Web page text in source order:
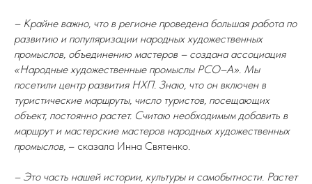
– Крайне важно, что в регионе проведена большая работа по
развитию и популяризации народных художественных
промыслов, объединению мастеров – создана ассоциация
«Народные художественные промыслы РСО–А». Мы
посетили центр развития НХП. Знаю, что он включен в
туристические маршруты, число туристов, посещающих
объект, постоянно растет. Считаю необходимым добавить в
маршрут и мастерские мастеров народных художественных
промыслов, – сказала Инна Святенко.
– Это часть нашей истории, культуры и самобытности. Растет